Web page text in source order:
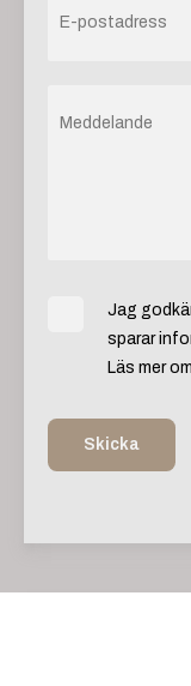
Jag
sparar
Läs mer